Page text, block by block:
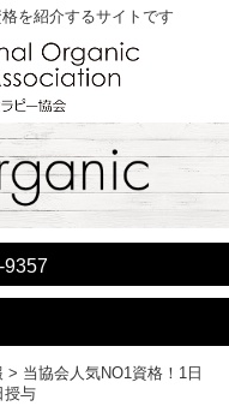
を紹介するサイトです
9357
> 当協会人気NO1資格！1日
授与